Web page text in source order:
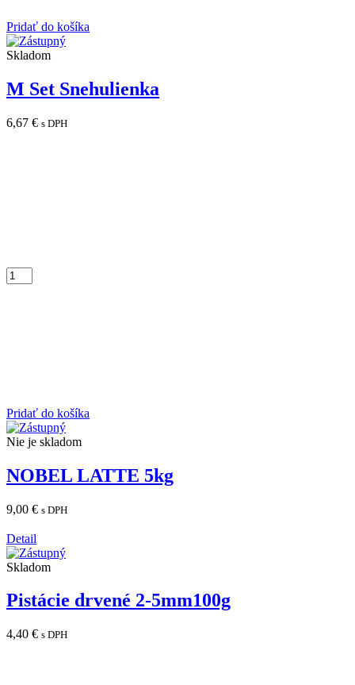
Pridať do košíka
Skladom
M Set Snehulienka
6,67 € s DPH
Pridať do košíka
Nie je skladom
NOBEL LATTE 5kg
9,00 € s DPH
Detail
Skladom
Pistácie drvené 2-5mm100g
4,40 € s DPH